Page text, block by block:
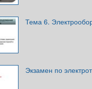
Тема 6.
Экзамен по